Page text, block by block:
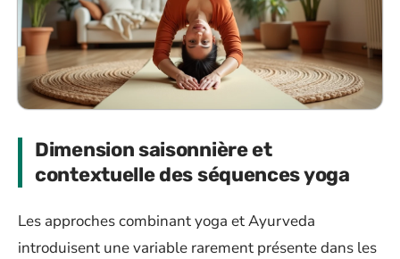
Dimension saisonnière et
contextuelle des séquences yoga
Les approches combinant yoga et Ayurveda
introduisent une variable rarement présente dans les